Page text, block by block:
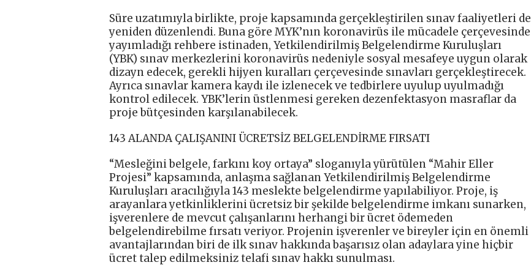
Süre uzatımıyla birlikte, proje kapsamında gerçekleştirilen sınav faaliyetleri de
yeniden düzenlendi. Buna göre MYK’nın koronavirüs ile mücadele çerçevesinde
yayımladığı rehbere istinaden, Yetkilendirilmiş Belgelendirme Kuruluşları
(YBK) sınav merkezlerini koronavirüs nedeniyle sosyal mesafeye uygun olarak
dizayn edecek, gerekli hijyen kuralları çerçevesinde sınavları gerçekleştirecek.
Ayrıca sınavlar kamera kaydı ile izlenecek ve tedbirlere uyulup uyulmadığı
kontrol edilecek. YBK’lerin üstlenmesi gereken dezenfektasyon masraflar da
proje bütçesinden karşılanabilecek.
143 ALANDA ÇALIŞANINI ÜCRETSİZ BELGELENDİRME FIRSATI
“Mesleğini belgele, farkını koy ortaya” sloganıyla yürütülen “Mahir Eller
Projesi” kapsamında, anlaşma sağlanan Yetkilendirilmiş Belgelendirme
Kuruluşları aracılığıyla 143 meslekte belgelendirme yapılabiliyor. Proje, iş
arayanlara yetkinliklerini ücretsiz bir şekilde belgelendirme imkanı sunarken,
işverenlere de mevcut çalışanlarını herhangi bir ücret ödemeden
belgelendirebilme fırsatı veriyor. Projenin işverenler ve bireyler için en önemli
avantajlarından biri de ilk sınav hakkında başarısız olan adaylara yine hiçbir
ücret talep edilmeksiniz telafi sınav hakkı sunulması.